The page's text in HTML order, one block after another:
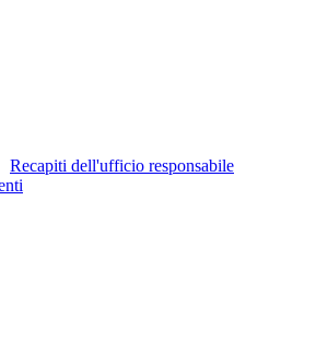
Recapiti dell'ufficio responsabile